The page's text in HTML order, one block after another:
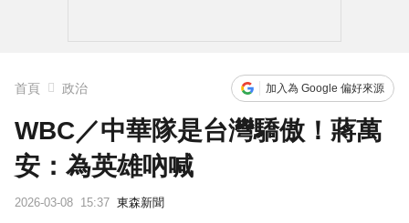
首頁 政治 加入為 Google 偏好來源
WBC／中華隊是台灣驕傲！蔣萬
安：為英雄吶喊
2026-03-08 15:37 東森新聞